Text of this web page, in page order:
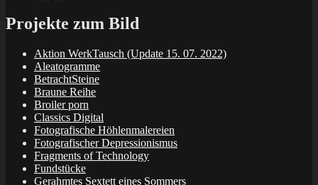
Projekte zum Bild
Aktion WerkTausch (Update 15. 07. 2022)
Aleatogramme
BetrachtSteine
Braune Reihe
Broiler porn
Classics Digital
Fotografische Höhlenmalereien
Fotografischer Depressionismus
Fragments of Technology
Fundstücke
Gerahmtes Sextett eines Sommers